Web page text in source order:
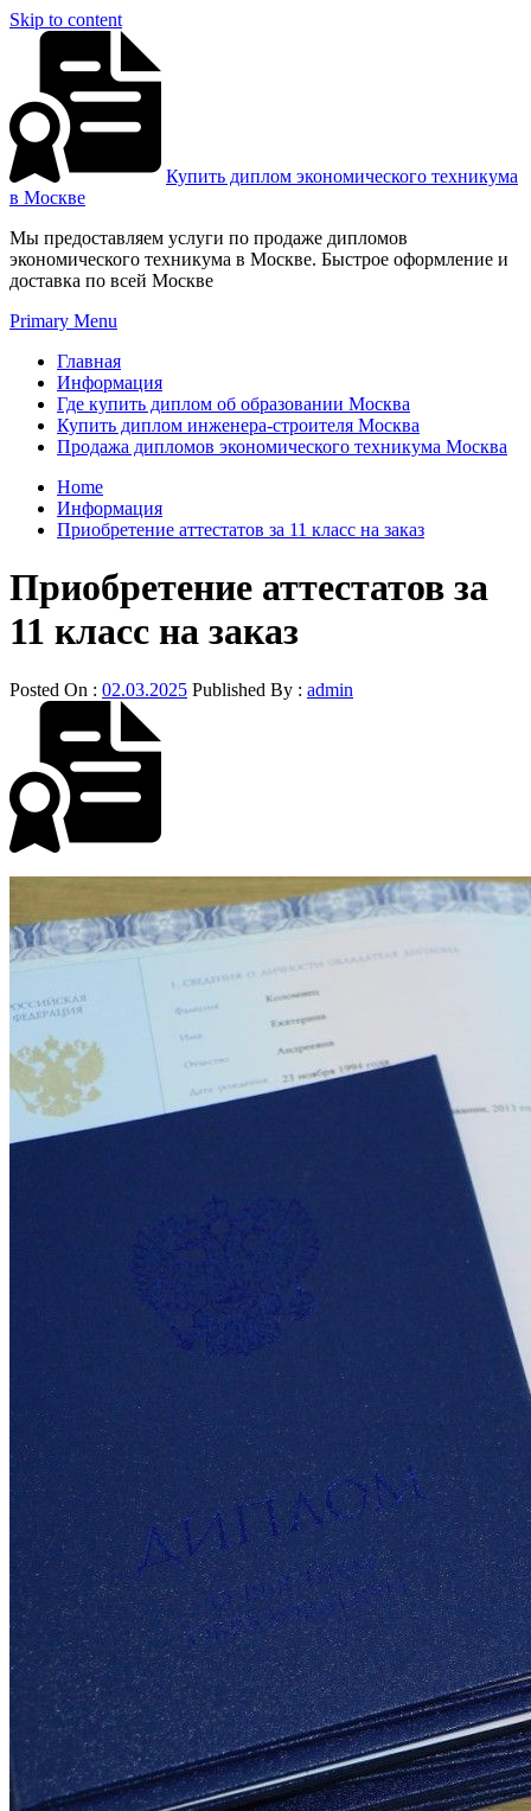
Skip to content
Купить диплом экономического техникума
в Москве
Мы предоставляем услуги по продаже дипломов
экономического техникума в Москве. Быстрое оформление и
доставка по всей Москве
Primary Menu
Главная
Информация
Где купить диплом об образовании Москва
Купить диплом инженера-строителя Москва
Продажа дипломов экономического техникума Москва
Home
Информация
Приобретение аттестатов за 11 класс на заказ
Приобретение аттестатов за
11 класс на заказ
Posted On : 02.03.2025 Published By : admin